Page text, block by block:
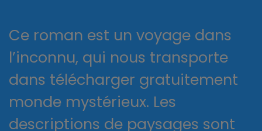
Ce roman est un voyage dans
l’inconnu, qui nous transporte
dans télécharger gratuitement
monde mystérieux. Les
descriptions de paysages sont